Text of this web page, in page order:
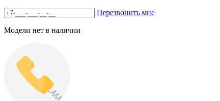
Перезвонить мне
Модели нет в наличии